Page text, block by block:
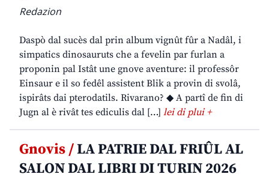
Redazion
Daspò dal sucès dal prin album vignût fûr a Nadâl, i
simpatics dinosauruts che a fevelin par furlan a
proponin pal Istât une gnove aventure: il professôr
Einsaur e il so fedêl assistent Blik a provin di svolâ,
ispirâts dai pterodatils. Rivarano? ◆ A partî de fin di
Jugn al è rivât tes ediculis dal […] lei di plui +
Gnovis /LA PATRIE DAL FRIÛL AL
SALON DAL LIBRI DI TURIN 2026